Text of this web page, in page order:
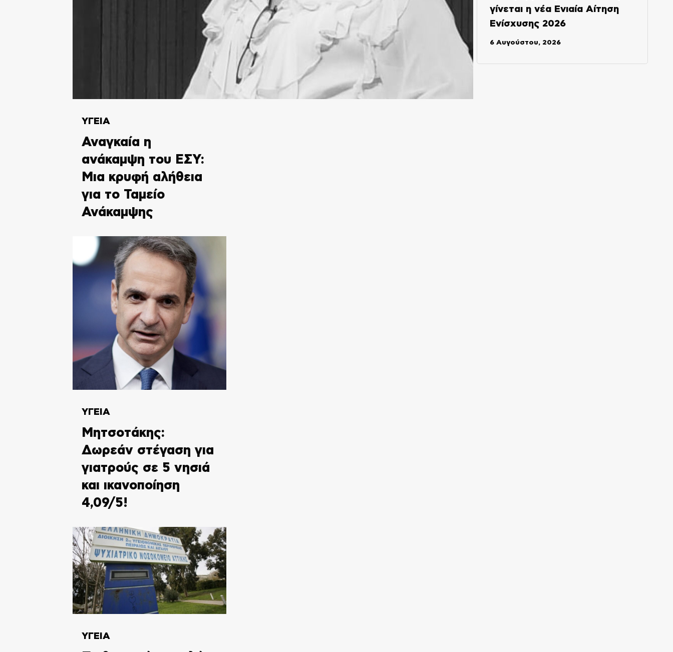
ΥΓΕΙΑ
Αναγκαία η
ανάκαμψη του ΕΣΥ:
Μια κρυφή αλήθεια
για το Ταμείο
Ανάκαμψης
ΥΓΕΙΑ
Μητσοτάκης:
Δωρεάν στέγαση για
γιατρούς σε 5 νησιά
και ικανοποίηση
4,09/5!
ΥΓΕΙΑ
γίνεται η νέα Ενιαία Αίτηση
Ενίσχυσης 2026
6 Αυγούστου, 2026